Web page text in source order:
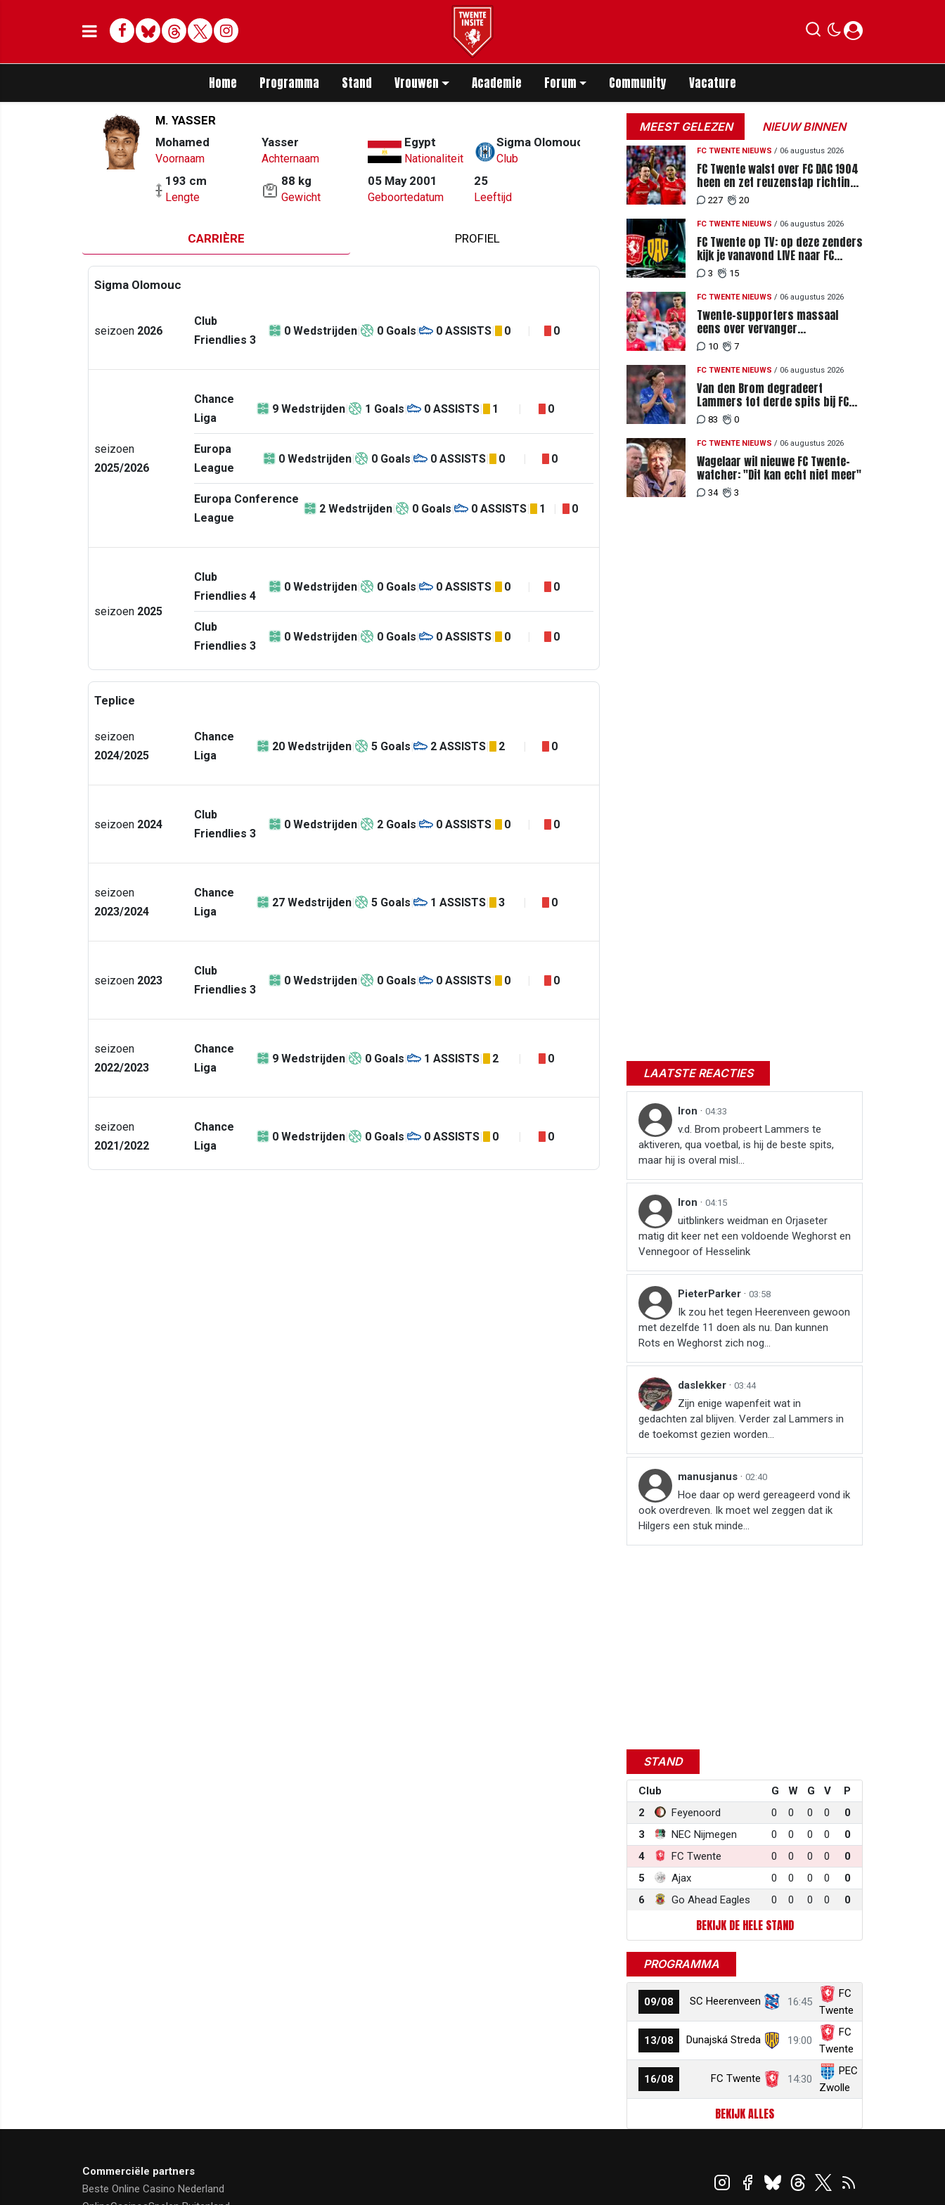
Facebook
BlueskyThreadsTwitterDelen op Whatsapp
Home Programma Stand Vrouwen Academie Forum Community Vacature
M. YASSER
Mohamed
Voornaam
Yasser
Achternaam
Egypt
Nationaliteit
Sigma Olomouc
Club
193 cm
Lengte
88 kg
Gewicht
05 May 2001
Geboortedatum
25
Leeftijd
CARRIÈRE PROFIEL
Sigma Olomouc
seizoen 2026
Club
Friendlies 3
0 Wedstrijden 0 Goals 0 ASSISTS 0 0
seizoen
2025/2026
Chance
Liga
9 Wedstrijden 1 Goals 0 ASSISTS 1 0
Europa
League
0 Wedstrijden 0 Goals 0 ASSISTS 0 0
Europa Conference
League
2 Wedstrijden 0 Goals 0 ASSISTS 1 0
seizoen 2025
Club
Friendlies 4
0 Wedstrijden 0 Goals 0 ASSISTS 0 0
Club
Friendlies 3
0 Wedstrijden 0 Goals 0 ASSISTS 0 0
Teplice
seizoen
2024/2025
Chance
Liga
20 Wedstrijden 5 Goals 2 ASSISTS 2 0
seizoen 2024
Club
Friendlies 3
0 Wedstrijden 2 Goals 0 ASSISTS 0 0
seizoen
2023/2024
Chance
Liga
27 Wedstrijden 5 Goals 1 ASSISTS 3 0
seizoen 2023
Club
Friendlies 3
0 Wedstrijden 0 Goals 0 ASSISTS 0 0
seizoen
2022/2023
Chance
Liga
9 Wedstrijden 0 Goals 1 ASSISTS 2 0
seizoen
2021/2022
Chance
Liga
0 Wedstrijden 0 Goals 0 ASSISTS 0 0
MEEST GELEZEN NIEUW BINNEN
FC TWENTE NIEUWS / 06 augustus 2026
FC Twente walst over FC DAC 1904
heen en zet reuzenstap richting
de play-offs
227 20
FC TWENTE NIEUWS / 06 augustus 2026
FC Twente op TV: op deze zenders
kijk je vanavond LIVE naar FC
Twente - FC DAC 04
3 15
FC TWENTE NIEUWS / 06 augustus 2026
Twente-supporters massaal
eens over vervanger
geblesseerde Lemkin tegen FC
DAC 04
10 7
FC TWENTE NIEUWS / 06 augustus 2026
Van den Brom degradeert
Lammers tot derde spits bij FC
Twente
83 0
FC TWENTE NIEUWS / 06 augustus 2026
Wagelaar wil nieuwe FC Twente-
watcher: "Dit kan echt niet meer"
34 3
LAATSTE REACTIES
Iron · 04:33
v.d. Brom probeert Lammers te
aktiveren, qua voetbal, is hij de beste spits,
maar hij is overal misl...
Iron · 04:15
uitblinkers weidman en Orjaseter
matig dit keer net een voldoende Weghorst en
Vennegoor of Hesselink
PieterParker · 03:58
Ik zou het tegen Heerenveen gewoon
met dezelfde 11 doen als nu. Dan kunnen
Rots en Weghorst zich nog...
daslekker · 03:44
Zijn enige wapenfeit wat in
gedachten zal blijven. Verder zal Lammers in
de toekomst gezien worden...
manusjanus · 02:40
Hoe daar op werd gereageerd vond ik
ook overdreven. Ik moet wel zeggen dat ik
Hilgers een stuk minde...
STAND
Club G W G V
P
2
Feyenoord 0 0 0 0
0
3
NEC Nijmegen 0 0 0 0
0
4
FC Twente 0 0 0 0
0
5
Ajax 0 0 0 0
0
6
Go Ahead Eagles 0 0 0 0 0
BEKIJK DE HELE STAND
PROGRAMMA
09/08 SC Heerenveen 16:45
FC
Twente
13/08 Dunajská Streda 19:00
FC
Twente
16/08 FC Twente 14:30
PEC
Zwolle
BEKIJK ALLES
Commerciële partners
Beste Online Casino Nederland